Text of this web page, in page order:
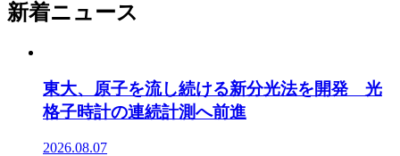
新着ニュース
東大、原子を流し続ける新分光法を開発 光
格子時計の連続計測へ前進
2026.08.07